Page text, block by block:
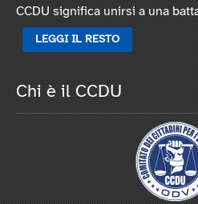
CCDU significa unirsi a una
LEGGI IL RESTO
Chi è il CCDU